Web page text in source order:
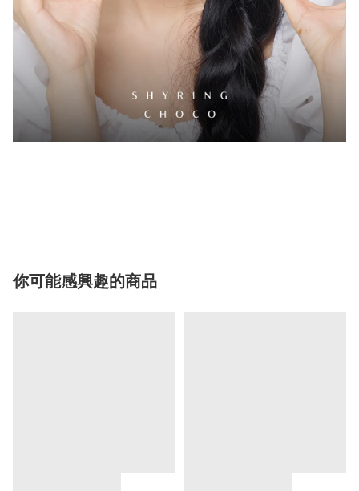
你可能感興趣的商品